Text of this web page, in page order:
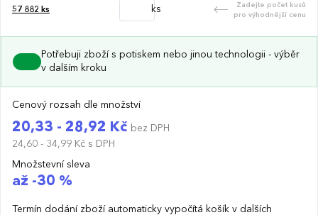
57 882 ks ks
Zadejte počet kusů
pro výhodnější cenu
Potřebuji zboží s potiskem nebo jinou technologii - výběr
v dalším kroku
Cenový rozsah dle množství
20,33 - 28,92 Kč bez DPH
24,60 - 34,99 Kč s DPH
Množstevní sleva
až -30 %
Termín dodání zboží automaticky vypočítá košík v dalších